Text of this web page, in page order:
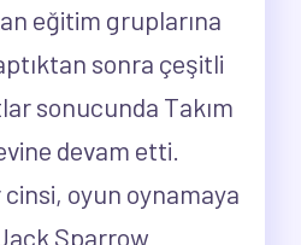
eğitim gruplarına
sonra çeşitli
sonucunda Takım
devam etti.
oyun oynamaya
Sparrow